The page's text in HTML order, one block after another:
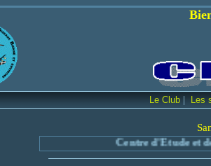
sur le
Le Club | Les
Centre d'Etude et de